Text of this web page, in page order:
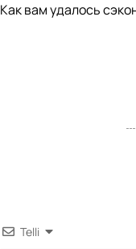
Как вам удалось
Telli